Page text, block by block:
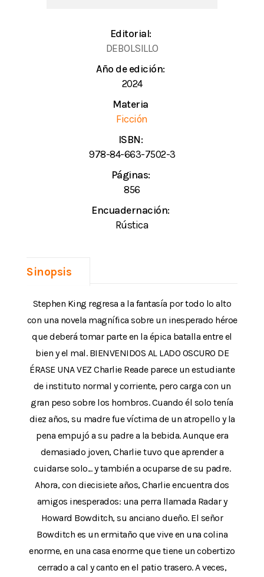
Editorial:
DEBOLSILLO
Año de edición:
2024
Materia
Ficción
ISBN:
978-84-663-7502-3
Páginas:
856
Encuadernación:
Rústica
Sinopsis
Stephen King regresa a la fantasía por todo lo alto
con una novela magnífica sobre un inesperado héroe
que deberá tomar parte en la épica batalla entre el
bien y el mal. BIENVENIDOS AL LADO OSCURO DE
ÉRASE UNA VEZ Charlie Reade parece un estudiante
de instituto normal y corriente, pero carga con un
gran peso sobre los hombros. Cuando él solo tenía
diez años, su madre fue víctima de un atropello y la
pena empujó a su padre a la bebida. Aunque era
demasiado joven, Charlie tuvo que aprender a
cuidarse solo... y también a ocuparse de su padre.
Ahora, con diecisiete años, Charlie encuentra dos
amigos inesperados: una perra llamada Radar y
Howard Bowditch, su anciano dueño. El señor
Bowditch es un ermitaño que vive en una colina
enorme, en una casa enorme que tiene un cobertizo
cerrado a cal y canto en el patio trasero. A veces,